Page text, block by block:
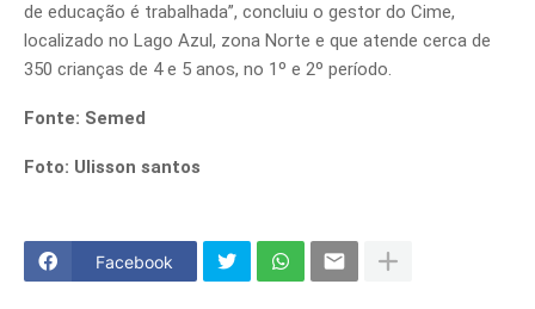
de educação é trabalhada”, concluiu o gestor do Cime,
localizado no Lago Azul, zona Norte e que atende cerca de
350 crianças de 4 e 5 anos, no 1º e 2º período.
Fonte: Semed
Foto: Ulisson santos
Facebook